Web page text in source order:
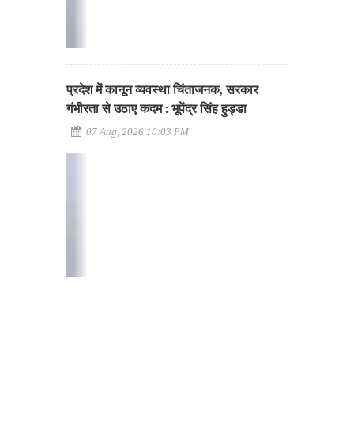
प्रदेश में कानून व्यवस्था चिंताजनक, सरकार
गंभीरता से उठाए कदम : भूपेंद्र सिंह हुड्डा
07 Aug, 2026 10:03 PM